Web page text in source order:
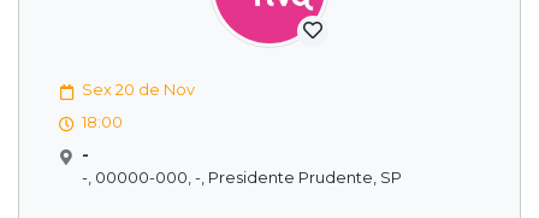
Sex 20 de Nov
18:00
-
-, 00000-000, -, Presidente Prudente, SP